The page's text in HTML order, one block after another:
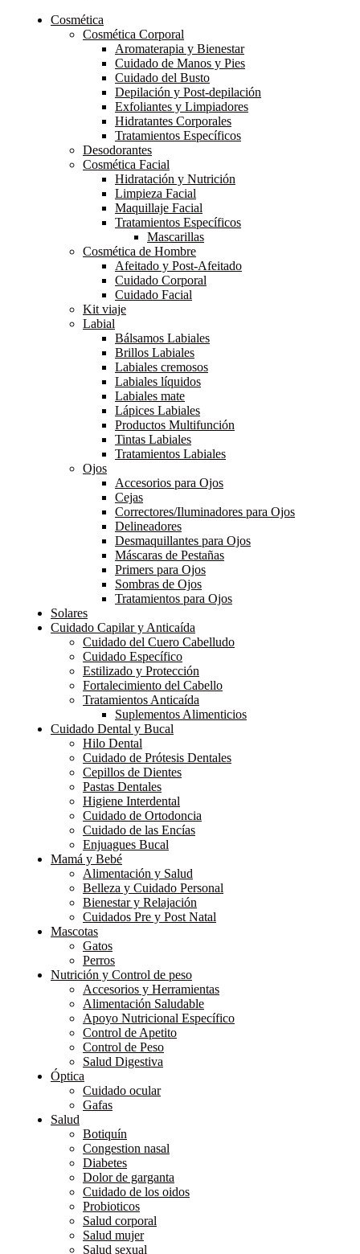
Cosmética
Cosmética Corporal
Aromaterapia y Bienestar
Cuidado de Manos y Pies
Cuidado del Busto
Depilación y Post-depilación
Exfoliantes y Limpiadores
Hidratantes Corporales
Tratamientos Específicos
Desodorantes
Cosmética Facial
Hidratación y Nutrición
Limpieza Facial
Maquillaje Facial
Tratamientos Específicos
Mascarillas
Cosmética de Hombre
Afeitado y Post-Afeitado
Cuidado Corporal
Cuidado Facial
Kit viaje
Labial
Bálsamos Labiales
Brillos Labiales
Labiales cremosos
Labiales líquidos
Labiales mate
Lápices Labiales
Productos Multifunción
Tintas Labiales
Tratamientos Labiales
Ojos
Accesorios para Ojos
Cejas
Correctores/Iluminadores para Ojos
Delineadores
Desmaquillantes para Ojos
Máscaras de Pestañas
Primers para Ojos
Sombras de Ojos
Tratamientos para Ojos
Solares
Cuidado Capilar y Anticaída
Cuidado del Cuero Cabelludo
Cuidado Específico
Estilizado y Protección
Fortalecimiento del Cabello
Tratamientos Anticaída
Suplementos Alimenticios
Cuidado Dental y Bucal
Hilo Dental
Cuidado de Prótesis Dentales
Cepillos de Dientes
Pastas Dentales
Higiene Interdental
Cuidado de Ortodoncia
Cuidado de las Encías
Enjuagues Bucal
Mamá y Bebé
Alimentación y Salud
Belleza y Cuidado Personal
Bienestar y Relajación
Cuidados Pre y Post Natal
Mascotas
Gatos
Perros
Nutrición y Control de peso
Accesorios y Herramientas
Alimentación Saludable
Apoyo Nutricional Específico
Control de Apetito
Control de Peso
Salud Digestiva
Óptica
Cuidado ocular
Gafas
Salud
Botiquín
Congestion nasal
Diabetes
Dolor de garganta
Cuidado de los oidos
Probioticos
Salud corporal
Salud mujer
Salud sexual